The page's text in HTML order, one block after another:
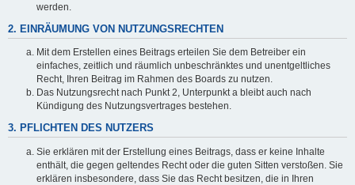
werden.
2. EINRÄUMUNG VON NUTZUNGSRECHTEN
Mit dem Erstellen eines Beitrags erteilen Sie dem Betreiber ein
einfaches, zeitlich und räumlich unbeschränktes und unentgeltliches
Recht, Ihren Beitrag im Rahmen des Boards zu nutzen.
Das Nutzungsrecht nach Punkt 2, Unterpunkt a bleibt auch nach
Kündigung des Nutzungsvertrages bestehen.
3. PFLICHTEN DES NUTZERS
Sie erklären mit der Erstellung eines Beitrags, dass er keine Inhalte
enthält, die gegen geltendes Recht oder die guten Sitten verstoßen. Sie
erklären insbesondere, dass Sie das Recht besitzen, die in Ihren